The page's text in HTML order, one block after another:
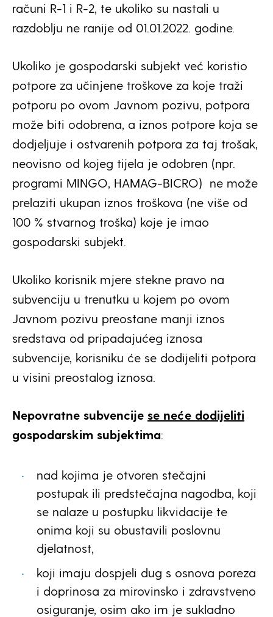
računi R-1 i R-2, te ukoliko su nastali u
razdoblju ne ranije od 01.01.2022. godine.
Ukoliko je gospodarski subjekt već koristio
potpore za učinjene troškove za koje traži
potporu po ovom Javnom pozivu, potpora
može biti odobrena, a iznos potpore koja se
dodjeljuje i ostvarenih potpora za taj trošak,
neovisno od kojeg tijela je odobren (npr.
programi MINGO, HAMAG-BICRO) ne može
prelaziti ukupan iznos troškova (ne više od
100 % stvarnog troška) koje je imao
gospodarski subjekt.
Ukoliko korisnik mjere stekne pravo na
subvenciju u trenutku u kojem po ovom
Javnom pozivu preostane manji iznos
sredstava od pripadajućeg iznosa
subvencije, korisniku će se dodijeliti potpora
u visini preostalog iznosa.
Nepovratne subvencije se neće dodijeliti
gospodarskim subjektima:
nad kojima je otvoren stečajni
postupak ili predstečajna nagodba, koji
se nalaze u postupku likvidacije te
onima koji su obustavili poslovnu
djelatnost,
koji imaju dospjeli dug s osnova poreza
i doprinosa za mirovinsko i zdravstveno
osiguranje, osim ako im je sukladno